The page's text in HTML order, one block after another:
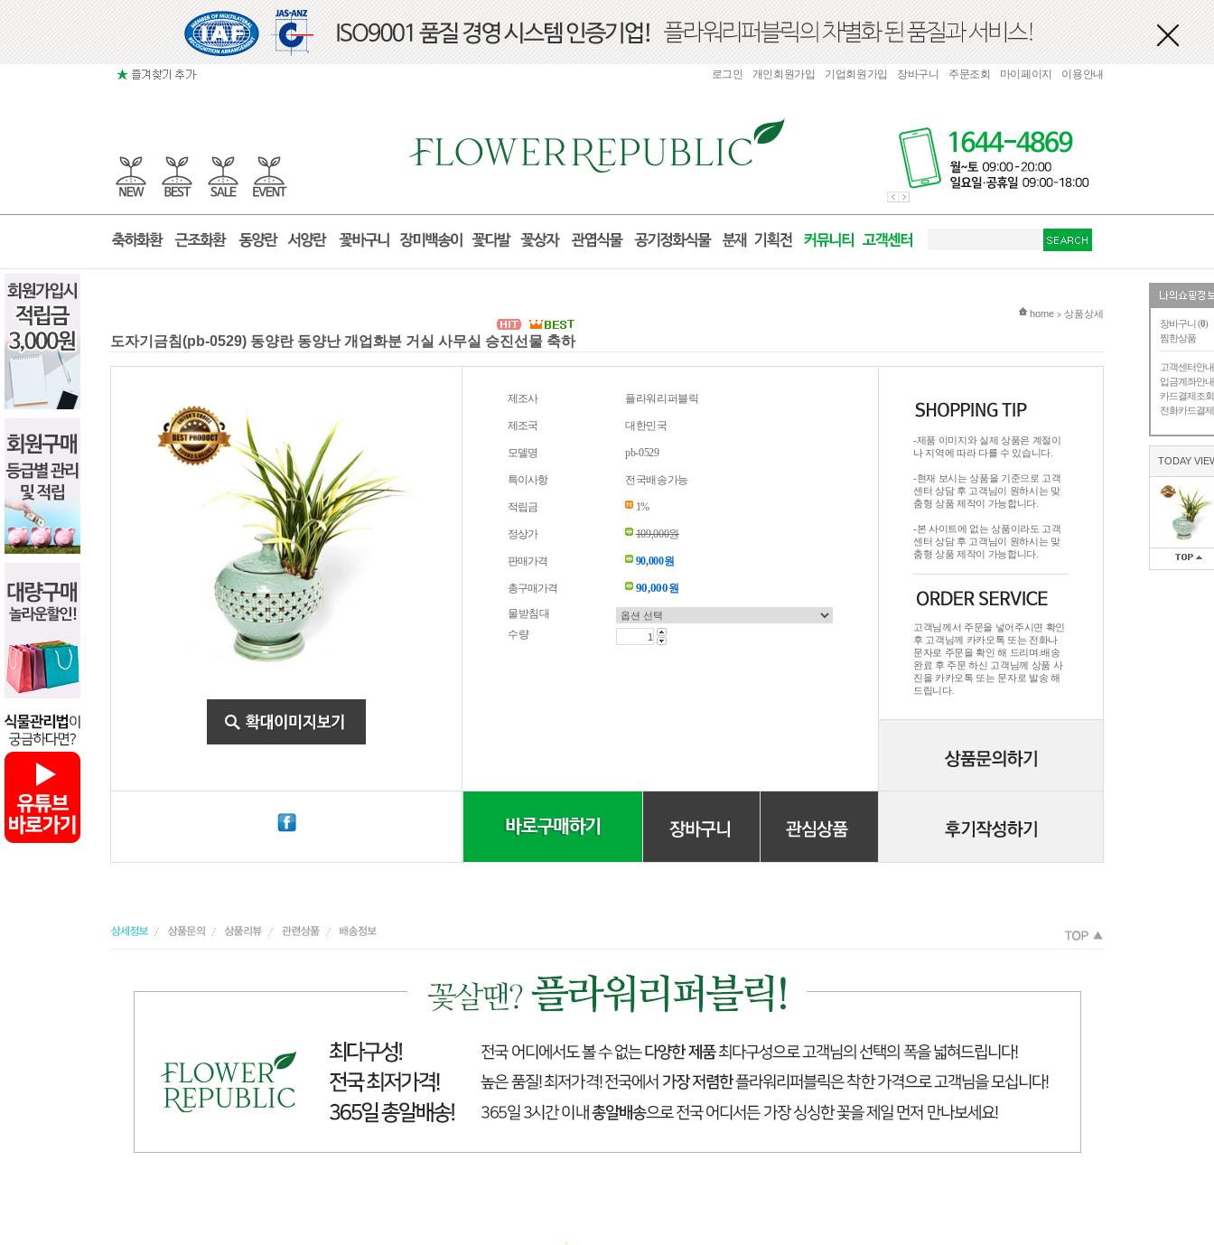
장바구니 (0)
찜한상품
고객센터안내
입금계좌안내
카드결제조회
전화카드결제
TODAY
로그인 개인회원가입 기업회원가입 장바구니 주문조회 마이페이지 이용안내
현재 위치
home > 상품상세
도자기금침(pb-0529) 동양란 동양난 개업화분 거실 사무실 승진선물 축하
제조사 플라워리퍼블릭
제조국 대한민국
모델명 pb-0529
특이사항 전국배송가능
적립금 1%
정상가 109,000원
판매가격 90,000원
총구매가격 90,000원
물받침대
수량
-제품 이미지와 실제 상품은 계절이
나 지역에 따라 다를 수 있습니다.
-현재 보시는 상품을 기준으로 고객
센터 상담 후 고객님이 원하시는 맞
춤형 상품 제작이 가능합니다.
-본 사이트에 없는 상품이라도 고객
센터 상담 후 고객님이 원하시는 맞
춤형 상품 제작이 가능합니다.
고객님께서 주문을 넣어주시면 확인
후 고객님께 카카오톡 또는 전화나
문자로 주문을 확인 해 드리며.배송
완료 후 주문 하신 고객님께 상품 사
진을 카카오톡 또는 문자로 발송 해
드립니다.